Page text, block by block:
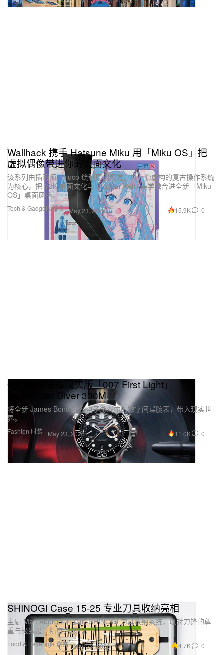
Tech & Gadgets 科技
Wallhack 携手 Hatsune Miku 用「Miku OS」把
虚拟偶像带进你的桌面文化
该系列由插画师 najuco 绘制原创视觉，以一套虚构的复古操作系统
为核心，把 Y2K 桌面文化与 Frutiger Aero 美学融合进全新「Miku
OS」桌面风格。
May 23, 2026 15.9K 0
Fashion 时装
OMEGA 发布现实版「007 First Light」
Seamaster Diver 300M
将全新 James Bond 同名电子游戏中的数字间谍腕表，带入现实世
界。
May 23, 2026 11.0K 0
Food & Beverage 饮食
SHINOGI Case 15-25 专业刀具收纳亮相
主厨 Matt Abergel 打造的 SHINOGI 刀具收纳系统，以对刀锋的尊
重与极致设计精度为核心。
May 23, 2026 4.7K 0